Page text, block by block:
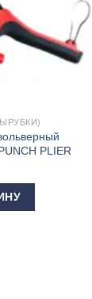
PLIER
для ремня